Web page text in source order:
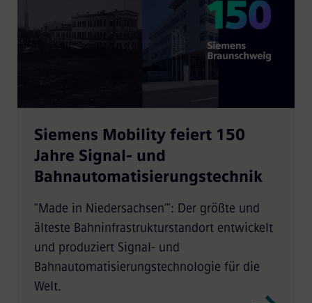
Siemens Mobility feiert 150
Jahre Signal- und
Bahnautomatisierungstechnik
"Made in Niedersachsen‘": Der größte und
älteste Bahninfrastrukturstandort entwickelt
und produziert Signal- und
Bahnautomatisierungstechnologie für die
Welt.